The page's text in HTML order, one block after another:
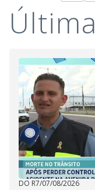
DO R7/07/08/2026